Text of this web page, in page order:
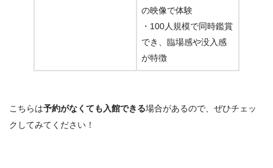
の映像で体験
・100人規模で同時鑑賞
でき、臨場感や没入感
が特徴
こちらは予約がなくても入館できる場合があるので、ぜひチェッ
クしてみてください！